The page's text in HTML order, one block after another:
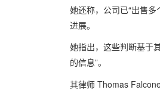
她还称，公司已“出售
进展。
她指出，这些判断基于
的信息”。
其律师 Thomas